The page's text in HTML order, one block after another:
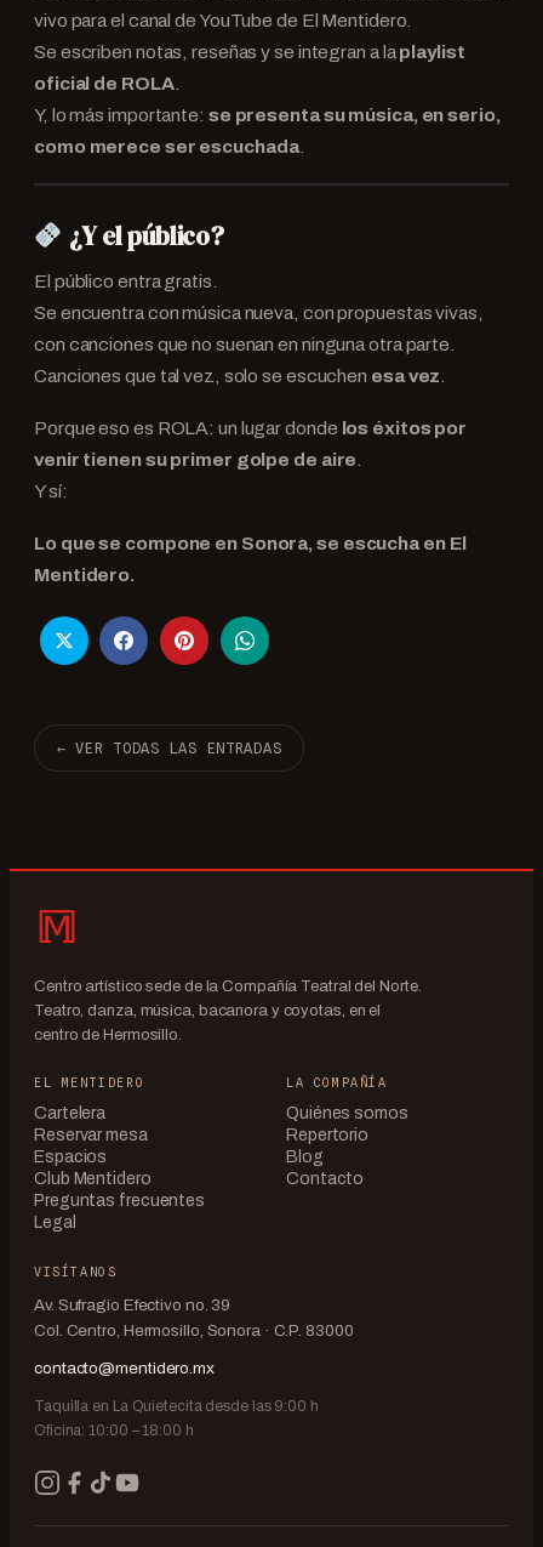
vivo para el canal de YouTube de El Mentidero.
Se escriben notas, reseñas y se integran a laplaylist
oficial de ROLA.
Y, lo más importante: se presenta su música, en serio,
como merece ser escuchada.
¿Y el público?
El público entra gratis.
Se encuentra con música nueva, con propuestas vivas,
con canciones que no suenan en ninguna otra parte.
Canciones que tal vez, solo se escuchen esa vez
Porque eso es ROLA: un lugar donde los éxitos por
venir tienen su primer golpe de aire
Y sí:
Lo que se compone en Sonora, se escucha en El
Mentidero.
← VER TODAS LAS ENTRADAS
Centro artístico sede de la Compañía Teatral del Norte.
Teatro, danza, música, bacanora y coyotas, en el
centro de Hermosillo.
EL MENTIDERO
Cartelera
Reservar mesa
Espacios
Club Mentidero
Preguntas frecuentes
Legal
LA COMPAÑÍA
Quiénes somos
Repertorio
Blog
Contacto
VISÍTANOS
Av. Sufragio Efectivo no. 39
Col. Centro, Hermosillo, Sonora · C.P. 83000
contacto@mentidero.mx
Taquilla en La Quietecita desde las 9:00 h
Oficina: 10:00 – 18:00 h